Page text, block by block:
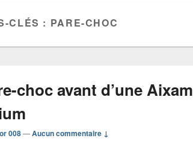
CLÉS : PARE-CHOC
choc avant d’une Aixam
008—Aucun commentaire ↓